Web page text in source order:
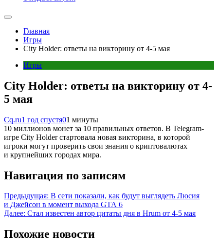
Главная
Игры
City Holder: ответы на викторину от 4-5 мая
Игры
City Holder: ответы на викторину от 4-
5 мая
Cq.ru1 год спустя01 минуты
10 миллионов монет за 10 правильных ответов. В Telegram-
игре City Holder стартовала новая викторина, в которой
игроки могут проверить свои знания о криптовалютах
и крупнейших городах мира.
Навигация по записям
Предыдущая: В сети показали, как будут выглядеть Люсия
и Джейсон в момент выхода GTA 6
Далее: Стал известен автор цитаты дня в Hrum от 4-5 мая
Похожие новости